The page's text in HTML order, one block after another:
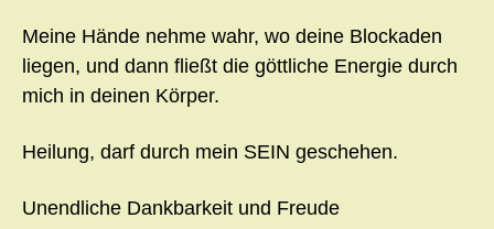
Meine Hände nehme wahr, wo deine Blockaden
liegen, und dann fließt die göttliche Energie durch
mich in deinen Körper.
Heilung, darf durch mein SEIN geschehen.
Unendliche Dankbarkeit und Freude